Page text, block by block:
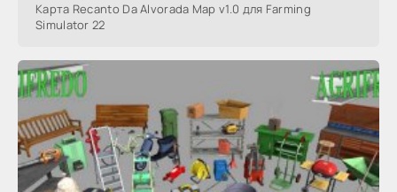
Карта Recanto Da Alvorada Map v1.0 для Farming
Simulator 22